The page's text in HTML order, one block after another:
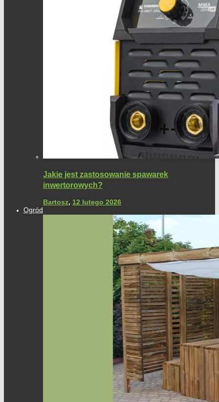
Jakie jest zastosowanie spawarek
inwertorowych?
Bartosz, 12 lutego 2026
Ogród